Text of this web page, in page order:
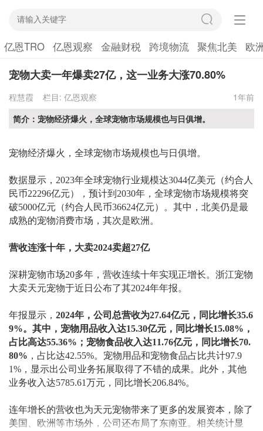
亿恩TRO 亿恩观察 金融财税 跨境物流 聚焦北美 欧
宠物大卖一年爆卖27亿，这一业务大涨70.80%
程慧霞 栏目: 亿恩观察
1年前
简介：宠物经济爆火，全球宠物市场规模也与日俱增。
宠物经济爆火，全球宠物市场规模也与日俱增。
数据显示， 2023年全球宠物行业规模达3044亿美元（约合人
民币22296亿元），预计到2030年，全球宠物市场规模将突
破5000亿元（约合人民币36624亿元）。其中，北美仍是最
成熟的宠物消费市场，其次是欧洲。
营收连涨十年，大卖2024卖超27亿
深耕宠物市场20多年，营收连续十年实现正增长。浙江宠物
大卖天元宠物于近日公布了其2024年年报。
年报显示， 2024年，公司总营收为27.64亿元，同比增长35.6
9%。其中， 宠物用品收入达15.30亿元，同比增长15.08%，
占比高达55.36%； 宠物食品收入达11.76亿元 ， 同比增长70.
80% ， 占比达42.55%。宠物用品和宠物食品占比共计97.9
1%， 显示出公司业务拓展取得了不错的成果。 此外， 其他
业务收入达5785.61万元，同比增长206.84%。
连年增长的营收也为天元宠物带来了更多的发展资本，除了
美国、欧洲等市场外，公司还布局了东南亚。 相关统计显